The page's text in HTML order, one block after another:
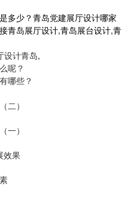
多少？青岛党建展厅设计哪家
青岛展厅设计,青岛展台设计,青
设计青岛,
呢？
哪些？
二）
一）
效果